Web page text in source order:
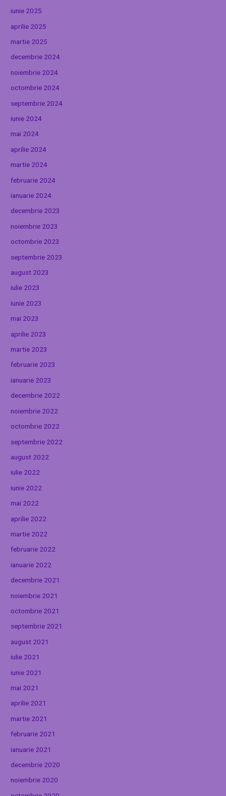
iunie 2025
aprilie 2025
martie 2025
decembrie 2024
noiembrie 2024
octombrie 2024
septembrie 2024
iunie 2024
mai 2024
aprilie 2024
martie 2024
februarie 2024
ianuarie 2024
decembrie 2023
noiembrie 2023
octombrie 2023
septembrie 2023
august 2023
iulie 2023
iunie 2023
mai 2023
aprilie 2023
martie 2023
februarie 2023
ianuarie 2023
decembrie 2022
noiembrie 2022
octombrie 2022
septembrie 2022
august 2022
iulie 2022
iunie 2022
mai 2022
aprilie 2022
martie 2022
februarie 2022
ianuarie 2022
decembrie 2021
noiembrie 2021
octombrie 2021
septembrie 2021
august 2021
iulie 2021
iunie 2021
mai 2021
aprilie 2021
martie 2021
februarie 2021
ianuarie 2021
decembrie 2020
noiembrie 2020